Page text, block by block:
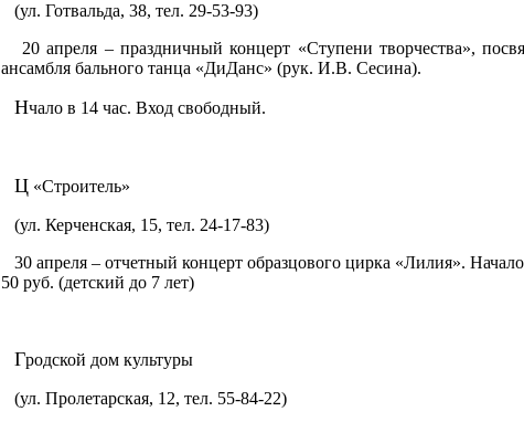
(ул. Готвальда, 38, тел. 29-53-93)
20 апреля – праздничный концерт «Ступени творчества»,
ансамбля бального танца «ДиДанс» (рук. И.В. Сесина).
Нчало в 14 час. Вход свободный.
Ц «Строитель»
(ул. Керченская, 15, тел. 24-17-83)
30 апреля – отчетный концерт образцового цирка «Лилия».
50 руб. (детский до 7 лет)
Гродской дом культуры
(ул. Пролетарская, 12, тел. 55-84-22)